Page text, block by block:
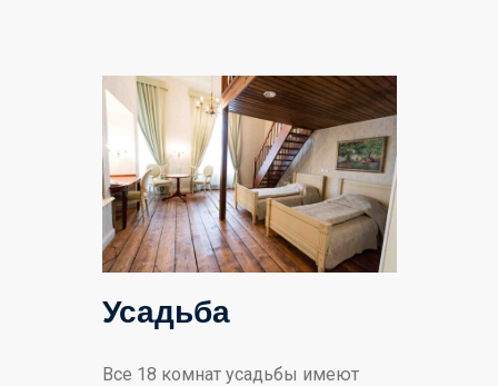
Усадьба
Все 18 комнат усадьбы имеют